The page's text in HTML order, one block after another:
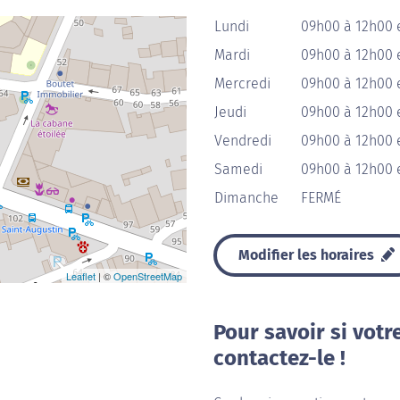
Leaflet | ©OpenStreetMap
Lundi
09h00 à 12h00
Mardi
09h00 à 12h00
Mercredi
09h00 à 12h00
Jeudi
09h00 à 12h00
Vendredi
09h00 à 12h00
Samedi
09h00 à 12h00
Dimanche
FERMÉ
Modifier les horaires
Pour savoir si
contactez-le !